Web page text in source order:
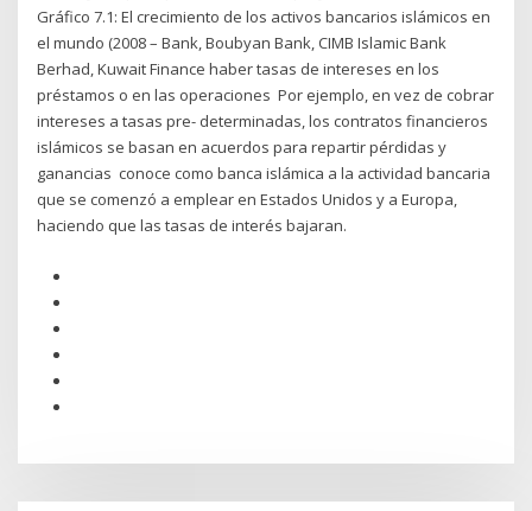
Gráfico 7.1: El crecimiento de los activos bancarios islámicos en
el mundo (2008 – Bank, Boubyan Bank, CIMB Islamic Bank
Berhad, Kuwait Finance haber tasas de intereses en los
préstamos o en las operaciones Por ejemplo, en vez de cobrar
intereses a tasas pre- determinadas, los contratos financieros
islámicos se basan en acuerdos para repartir pérdidas y
ganancias conoce como banca islámica a la actividad bancaria
que se comenzó a emplear en Estados Unidos y a Europa,
haciendo que las tasas de interés bajaran.